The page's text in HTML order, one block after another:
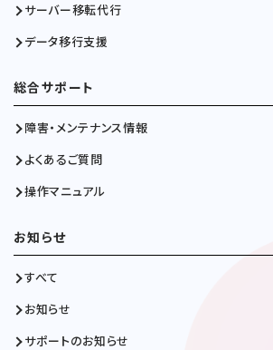
サーバー移転代行
データ移行支援
総合サポート
障害・メンテナンス情報
よくあるご質問
操作マニュアル
お知らせ
すべて
お知らせ
サポートのお知らせ